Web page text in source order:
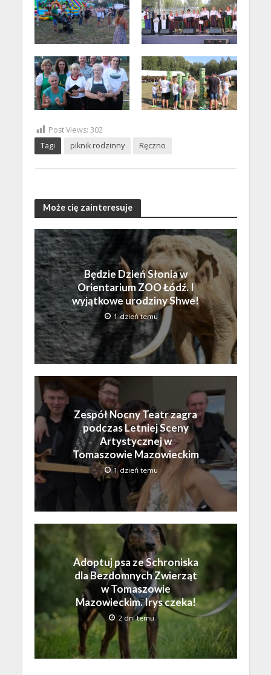
Post Views: 302
Tagi
piknik rodzinny Ręczno
Może cię zainteresuje
Będzie Dzień Słonia w
Orientarium ZOO Łódź. I
wyjątkowe urodziny Shwe!
1 dzień temu
Zespół Nocny Teatr zagra
podczas Letniej Sceny
Artystycznej w
Tomaszowie Mazowieckim
1 dzień temu
Adoptuj psa ze Schroniska
dla Bezdomnych Zwierząt
w Tomaszowie
Mazowieckim. Irys czeka!
2 dni temu